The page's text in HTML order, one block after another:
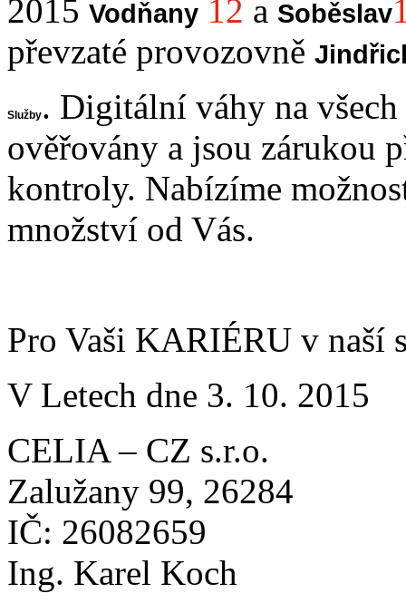
2015 Vodňany 12 a Soběslav
převzaté provozovně
Služby. Digitální váhy na
ověřovány a jsou zárukou
kontroly. Nabízíme
množství od Vás.
Pro Vaši KARIÉRU v naší
V Letech dne 3. 10. 2015
CELIA – CZ s.r.o.
Zalužany 99, 26284
IČ: 26082659
Ing. Karel Koch